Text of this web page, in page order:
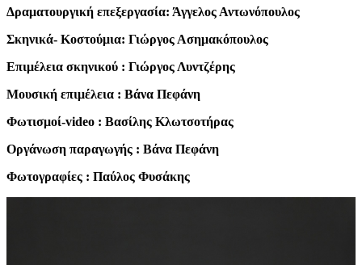
Δραματουργική επεξεργασία: Άγγελος Αντωνόπουλος
Σκηνικά- Κοστούμια: Γιώργος Ασημακόπουλος
Επιμέλεια σκηνικού : Γιώργος Λυντζέρης
Μουσική επιμέλεια : Βάνα Πεφάνη
Φωτισμοί-video : Βασίλης Κλωτσοτήρας
Οργάνωση παραγωγής : Βάνα Πεφάνη
Φωτογραφίες : Παύλος Φυσάκης